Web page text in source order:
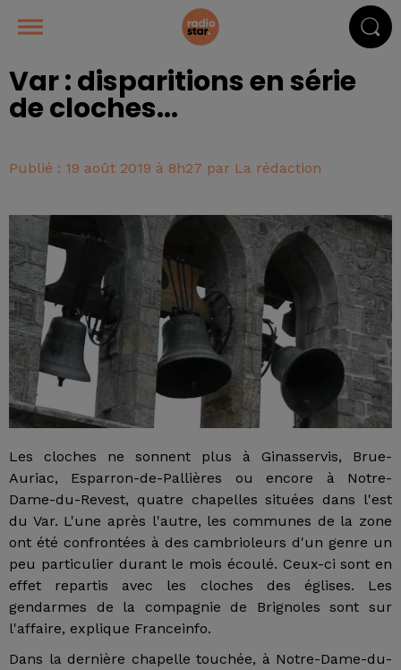
Var : disparitions en série
de cloches...
Publié : 19 août 2019 à 8h27 par La rédaction
Les cloches ne sonnent plus à Ginasservis, Brue-
Auriac, Esparron-de-Pallières ou encore à Notre-
Dame-du-Revest, quatre chapelles situées dans l'est
du Var. L'une après l'autre, les communes de la zone
ont été confrontées à des cambrioleurs d'un genre un
peu particulier durant le mois écoulé. Ceux-ci sont en
effet repartis avec les cloches des églises. Les
gendarmes de la compagnie de Brignoles sont sur
l'affaire, explique Franceinfo.
Dans la dernière chapelle touchée, à Notre-Dame-du-